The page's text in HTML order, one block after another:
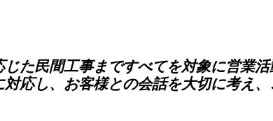
た民間工事まですべてを対象に営業
応し、お客様との会話を大切に考え